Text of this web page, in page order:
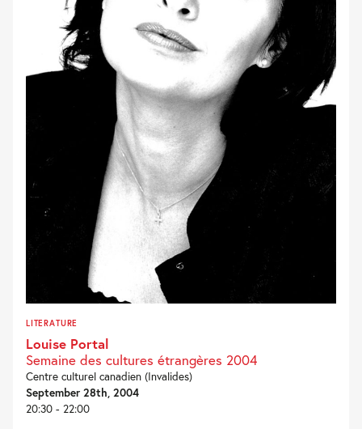
LITERATURE
Louise Portal
Semaine des cultures étrangères 2004
Centre culturel canadien (Invalides)
September 28th, 2004
20:30 - 22:00